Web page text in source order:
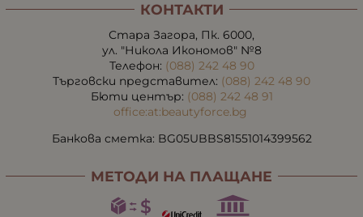
КОНТАКТИ
Стара Загора, Пк. 6000,
ул. "Никола Икономов" №8
Телефон: (088) 242 48 90
Търговски представител: (088) 242 48 90
Бюти център: (088) 242 48 91
office:at:beautyforce.bg
Банкова сметка: BG05UBBS81551014399562
МЕТОДИ НА ПЛАЩАНЕ